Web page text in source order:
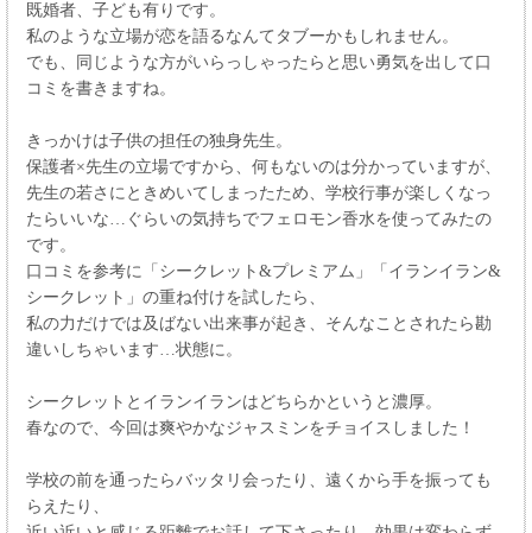
既婚者、子ども有りです。
私のような立場が恋を語るなんてタブーかもしれません。
でも、同じような方がいらっしゃったらと思い勇気を出して口
コミを書きますね。
きっかけは子供の担任の独身先生。
保護者×先生の立場ですから、何もないのは分かっていますが、
先生の若さにときめいてしまったため、学校行事が楽しくなっ
たらいいな…ぐらいの気持ちでフェロモン香水を使ってみたの
です。
口コミを参考に「シークレット&プレミアム」「イランイラン&
シークレット」の重ね付けを試したら、
私の力だけでは及ばない出来事が起き、そんなことされたら勘
違いしちゃいます…状態に。
シークレットとイランイランはどちらかというと濃厚。
春なので、今回は爽やかなジャスミンをチョイスしました！
学校の前を通ったらバッタリ会ったり、遠くから手を振っても
らえたり、